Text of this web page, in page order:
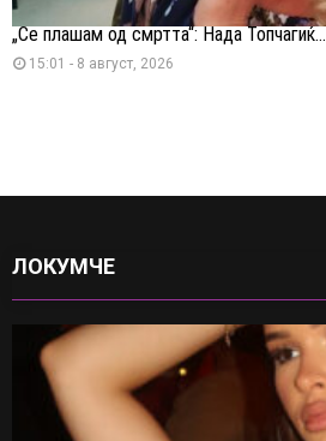
„Се плашам од смртта“: Нада Топчагиќ...
15:01 - 8 август, 2026
ЛОКУМЧЕ